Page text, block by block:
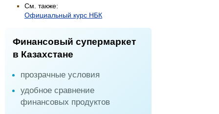
См. также:
Официальный курс НБК
Финансовый супермаркет
в Казахстане
прозрачные условия
удобное сравнение
финансовых продуктов